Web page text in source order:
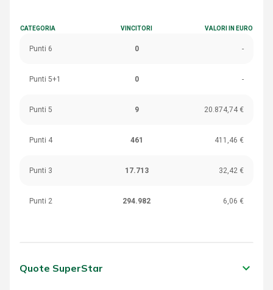
CATEGORIA VINCITORI VALORI IN EURO
Punti 6 0 -
Punti 5+1 0 -
Punti 5 9 20.874,74 €
Punti 4 461 411,46 €
Punti 3 17.713 32,42 €
Punti 2 294.982 6,06 €
Quote SuperStar keyboard_arrow_down